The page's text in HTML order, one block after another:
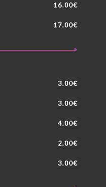
16.00€
17.00€
3.00€
3.00€
4.00€
2.00€
3.00€